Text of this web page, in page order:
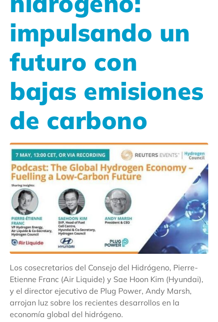
impulsando un
futuro con
bajas emisiones
de carbono
Los cosecretarios del Consejo del Hidrógeno, Pierre-
Etienne Franc (Air Liquide) y Sae Hoon Kim (Hyundai),
y el director ejecutivo de Plug Power, Andy Marsh,
arrojan luz sobre los recientes desarrollos en la
economía global del hidrógeno.